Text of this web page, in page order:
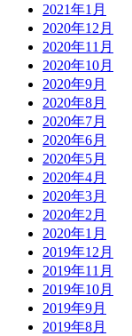
2021年1月
2020年12月
2020年11月
2020年10月
2020年9月
2020年8月
2020年7月
2020年6月
2020年5月
2020年4月
2020年3月
2020年2月
2020年1月
2019年12月
2019年11月
2019年10月
2019年9月
2019年8月